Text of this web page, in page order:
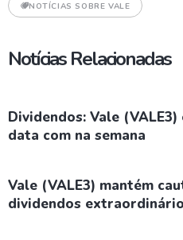
NOTÍCIAS SOBRE VALE
Notícias Relacionadas
Dividendos: Vale
data com na semana
Vale (VALE3) mantém
dividendos